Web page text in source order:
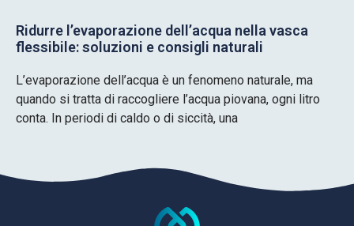
Ridurre l’evaporazione dell’acqua nella vasca
flessibile: soluzioni e consigli naturali
L’evaporazione dell’acqua è un fenomeno naturale, ma
quando si tratta di raccogliere l’acqua piovana, ogni litro
conta. In periodi di caldo o di siccità, una